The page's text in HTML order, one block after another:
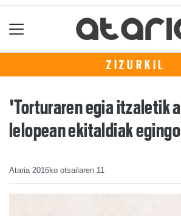
ZIZURKIL
'Torturaren egia itzaletik
lelopean ekitaldiak
Ataria 2016ko otsailaren 11